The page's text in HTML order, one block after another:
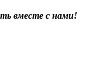
вместе с нами!